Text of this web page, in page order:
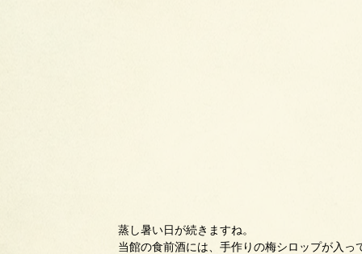
蒸し暑い日が続きますね。
当館の食前酒には、手作りの梅シロップが入っ